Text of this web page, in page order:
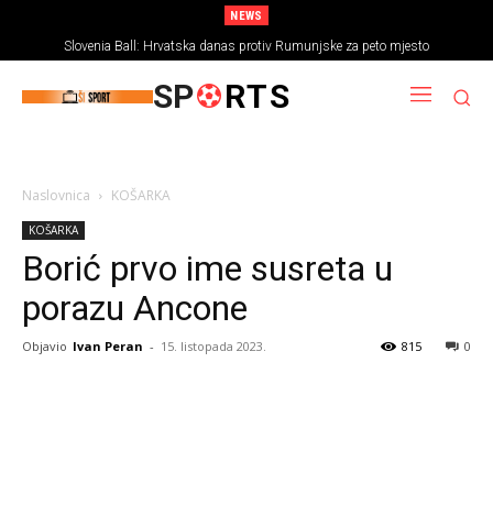
NEWS
Slovenia Ball: Hrvatska danas protiv Rumunjske za peto mjesto
SP RTS
Naslovnica KOŠARKA
KOŠARKA
Borić prvo ime susreta u
porazu Ancone
Objavio Ivan Peran - 15. listopada 2023. 0
815